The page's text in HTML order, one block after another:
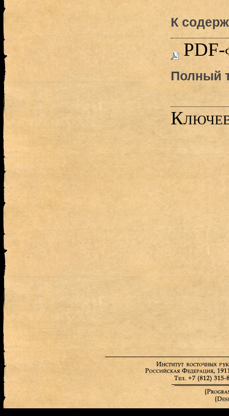
К
PDF-
Полный